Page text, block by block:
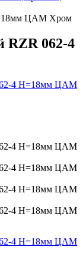
ЦАМ Хром
RZR 062-4